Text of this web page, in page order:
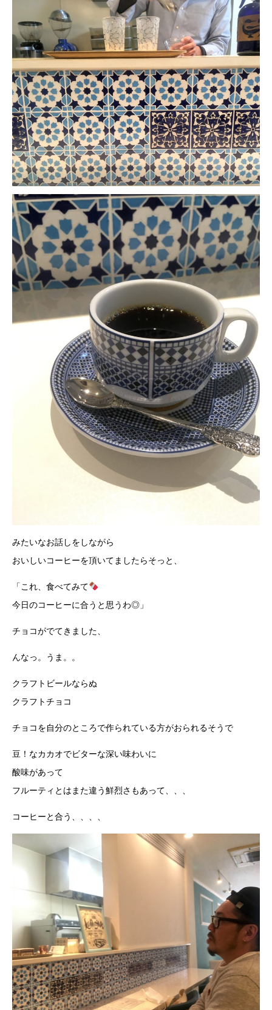
みたいなお話しをしながら
おいしいコーヒーを頂いてましたらそっと、
「これ、食べてみて
今日のコーヒーに合うと思うわ◎」
チョコがでてきました、
んなっ。うま。。
クラフトビールならぬ
クラフトチョコ
チョコを自分のところで作られている方がおられるそうで
豆！なカカオでビターな深い味わいに
酸味があって
フルーティとはまた違う鮮烈さもあって、、、
コーヒーと合う、、、、